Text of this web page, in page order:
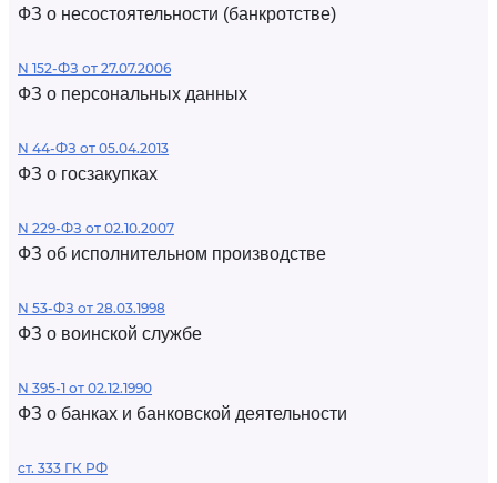
ФЗ о несостоятельности (банкротстве)
N 152-ФЗ от 27.07.2006
ФЗ о персональных данных
N 44-ФЗ от 05.04.2013
ФЗ о госзакупках
N 229-ФЗ от 02.10.2007
ФЗ об исполнительном производстве
N 53-ФЗ от 28.03.1998
ФЗ о воинской службе
N 395-1 от 02.12.1990
ФЗ о банках и банковской деятельности
ст. 333 ГК РФ